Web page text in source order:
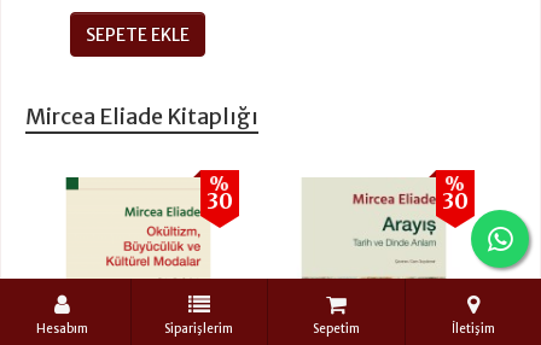
Hesabım Siparişlerim Sepetim İletişim
SEPETE EKLE
Mircea Eliade Kitaplığı
%
30
%
30
+